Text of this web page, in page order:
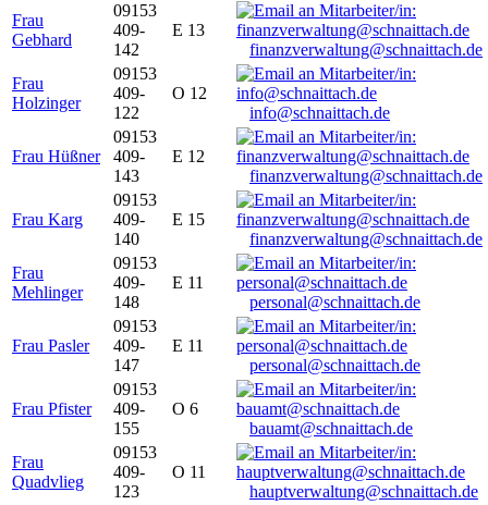
Frau
Gebhard
09153
409-
142
E 13
finanzverwaltung@schnaittach.de
Frau
Holzinger
09153
409-
122
O 12
info@schnaittach.de
Frau Hüßner
09153
409-
143
E 12
finanzverwaltung@schnaittach.de
Frau Karg
09153
409-
140
E 15
finanzverwaltung@schnaittach.de
Frau
Mehlinger
09153
409-
148
E 11
personal@schnaittach.de
Frau Pasler
09153
409-
147
E 11
personal@schnaittach.de
Frau Pfister
09153
409-
155
O 6
bauamt@schnaittach.de
Frau
Quadvlieg
09153
409-
123
O 11
hauptverwaltung@schnaittach.de